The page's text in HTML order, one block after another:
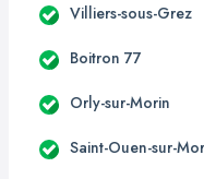
Villiers-sous-Grez
Boitron 77
Orly-sur-Morin
Saint-Ouen-sur-